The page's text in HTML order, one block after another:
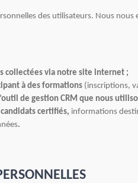
des utilisateurs. Nous
collectées via notre site internet ;
à des formations(inscriptions,
de gestion CRM que nous
certifiés, informations
.